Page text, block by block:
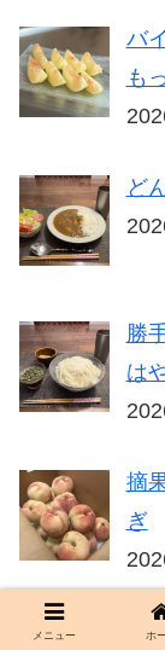
バ
も
ど
勝
は
摘
ぎ
新
メニュー ホ